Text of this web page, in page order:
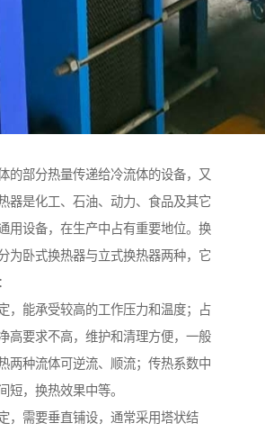
的部分热量传递给冷流体的设备，又
器是化工、石油、动力、食品及其它
用设备，在生产中占有重要地位。换
为卧式换热器与立式换热器两种，它
，能承受较高的工作压力和温度；占
高要求不高，维护和清理方便，一般
两种流体可逆流、顺流；传热系数中
短，换热效果中等。
，需要垂直铺设，通常采用塔状结